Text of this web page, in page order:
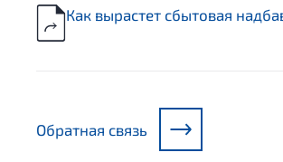
Как вырастет сбытовая
Обратная связь